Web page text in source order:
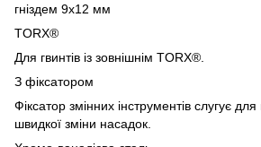
гніздем 9x12 мм
TORX®
Для гвинтів із зовнішнім TORX®.
З фіксатором
Фіксатор змінних інструментів слугує
швидкої зміни насадок.